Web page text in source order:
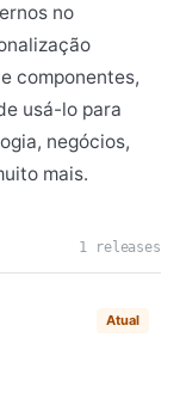
no
componentes,
usá-lo para
negócios,
mais.
1 releases
Atual